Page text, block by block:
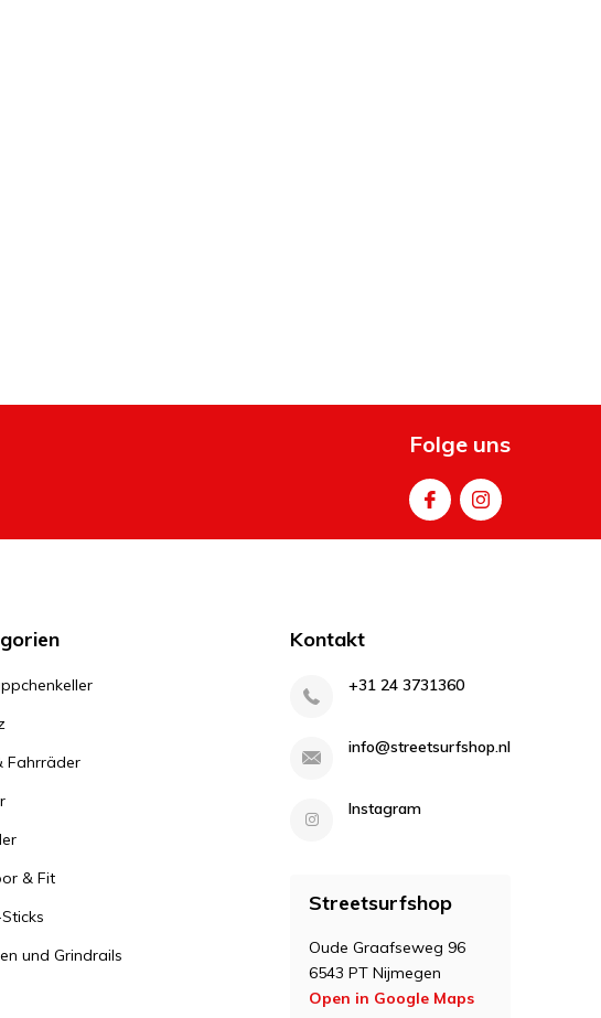
Folge uns
Fahrräder
& Fit
und Grindrails
Kontakt
+31 24 3731360
info@streetsurfshop.nl
Instagram
Streetsurfshop
Oude Graafseweg 96
6543 PT Nijmegen
Open in Google Maps